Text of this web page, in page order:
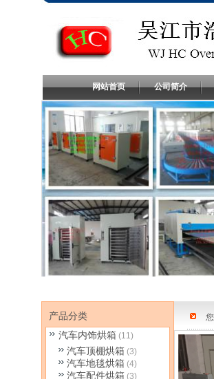
网站首页 公司简介
产品分类
汽车内饰烘箱 (11)
汽车顶棚烘箱 (3)
汽车地毯烘箱 (4)
汽车配件烘箱 (3)